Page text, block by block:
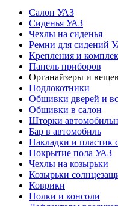
Салон УАЗ
Сиденья УАЗ
Чехлы на сиденья
Ремни для сидений
Крепления и
Панель приборов
Органайзеры и
Подлокотники
Обшивки дверей и
Обшивки в салон
Шторки
Бар в автомобиль
Накладки и пластик
Покрытие пола УАЗ
Чехлы на козырьки
Козырьки
Коврики
Полки и консоли